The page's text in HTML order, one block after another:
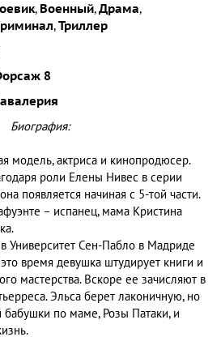
, Военный,Драма,
,Триллер
8
Биография:
модель, актриса и кинопродюсер.
роли Елены Нивес в серии
появляется начиная с 5-той части.
– испанец, мама Кристина
Университет Сен-Пабло в Мадриде
время девушка штудирует книги и
мастерства. Вскоре ее зачисляют в
Эльса берет лаконичную, но
по маме, Розы Патаки, и